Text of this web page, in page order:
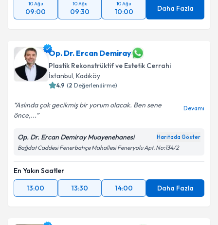
10 Ağu
09:00
10 Ağu
09:30
10 Ağu
10:00 Daha Fazla
Op. Dr. Ercan Demiray
Plastik Rekonstrüktif ve Estetik Cerrahi
İstanbul, Kadıköy
4.9 (2 Değerlendirme)
Aslında çok gecikmiş bir yorum olacak. Ben sene
önce,...
Devamı
Op. Dr. Ercan Demiray Muayenehanesi Haritada Göster
Bağdat Caddesi Fenerbahçe Mahallesi Feneryolu Apt. No:134/2
En Yakın Saatler
13:00
13:30 14:00 Daha Fazla